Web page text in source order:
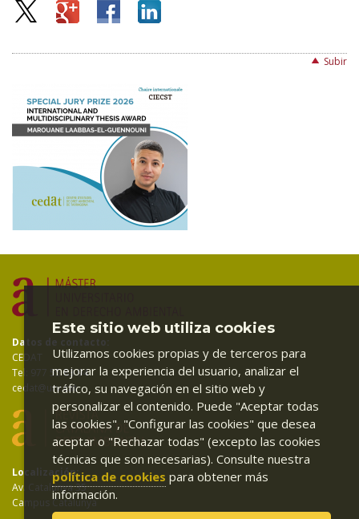
Subir
Datos de contacto:
CEDAT
Tel: 977 55 83 94
cedat@urv.cat
Localización:
Av. Catalunya 35
Campus Catalunya
Este sitio web utiliza cookies
Utilizamos cookies propias y de terceros para
mejorar la experiencia del usuario, analizar el
tráfico, su navegación en el sitio web y
personalizar el contenido. Puede "Aceptar todas
las cookies", "Configurar las cookies" que desea
aceptar o "Rechazar todas" (excepto las cookies
técnicas que son necesarias). Consulte nuestra
política de cookies para obtener más
información.